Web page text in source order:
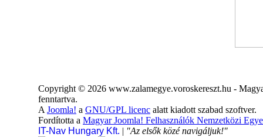
Copyright © 2026 www.zalamegye.voroskereszt.hu -
fenntartva.
A Joomla! a GNU/GPL licenc alatt kiadott szabad szoftver.
Fordította a Magyar Joomla! Felhasználók Nemzetközi
IT-Nav Hungary Kft. | "Az elsők közé navigáljuk!"